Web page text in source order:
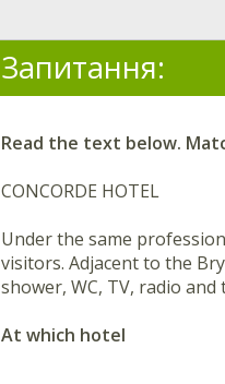
Запитання:
Read the text below.
CONCORDE HOTEL
Under the same
visitors. Adjacent to the
shower, WC, TV, radio
At which hotel